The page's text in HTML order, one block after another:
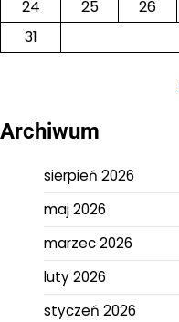
24
25 26
31
Archiwum
sierpień 2026
maj 2026
marzec 2026
luty 2026
styczeń 2026